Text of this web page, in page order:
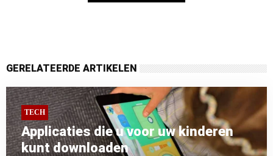
GERELATEERDE ARTIKELEN
TECH
Applicaties die u voor uw kinderen
kunt downloaden